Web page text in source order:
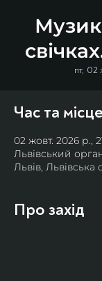
пт, 02
Час та місце
02 жовт. 2026 р.,
Львівський
Львів, Львівська
Про захід